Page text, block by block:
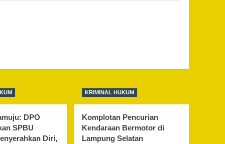
DPO
SPBU
Diri,
KRIMINAL HUKUM
Komplotan Pencurian
Kendaraan Bermotor di
Lampung Selatan